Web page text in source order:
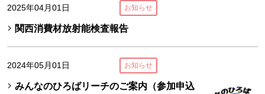
2025年04月01日 お知らせ
関西消費材放射能検査報告
2024年05月01日 お知らせ
みんなのひろばリーチのご案内（参加申込